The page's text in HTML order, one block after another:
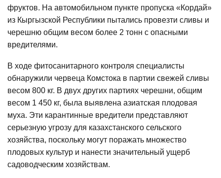
фруктов. На автомобильном пункте пропуска «Кордай»
из Кыргызской Республики пытались провезти сливы и
черешню общим весом более 2 тонн с опасными
вредителями.
В ходе фитосанитарного контроля специалисты
обнаружили червеца Комстока в партии свежей сливы
весом 800 кг. В двух других партиях черешни, общим
весом 1 450 кг, была выявлена азиатская плодовая
муха. Эти карантинные вредители представляют
серьезную угрозу для казахстанского сельского
хозяйства, поскольку могут поражать множество
плодовых культур и нанести значительный ущерб
садоводческим хозяйствам.